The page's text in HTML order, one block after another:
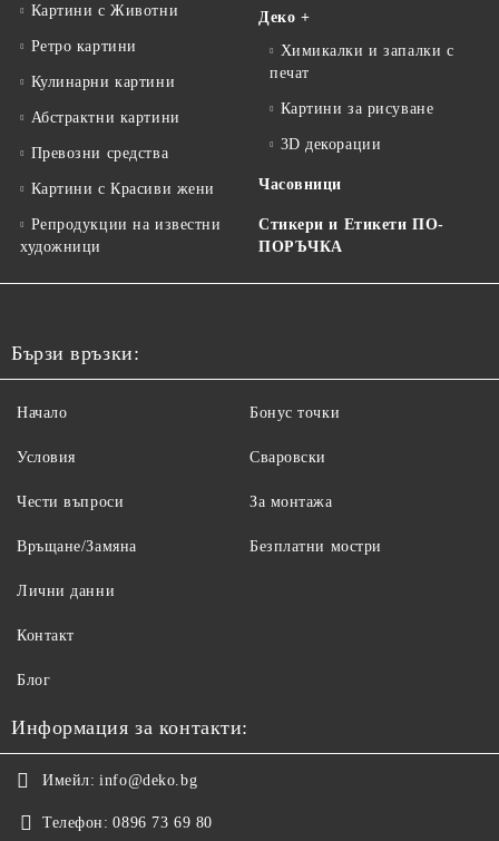
Картини с Животни
Ретро картини
Кулинарни картини
Абстрактни картини
Превозни средства
Картини с Красиви жени
Репродукции на известни
художници
Деко +
Химикалки и запалки с
печат
Картини за рисуване
3D декорации
Часовници
Стикери и Етикети ПО-
ПОРЪЧКА
Бързи връзки:
Начало
Условия
Чести въпроси
Връщане/Замяна
Бонус точки
Сваровски
За монтажа
Безплатни мостри
Лични данни
Контакт
Блог
Информация за контакти:
Имейл: info@deko.bg
Телефон: 0896 73 69 80